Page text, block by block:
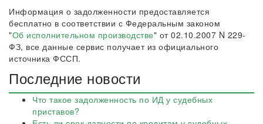
Информация о задолженности предоставляется
бесплатно в соответствии с Федеральным законом
"Об исполнительном производстве" от 02.10.2007 N 229-
ФЗ, все данные сервис получает из официального
источника ФССП.
Последние новости
Что такое задолженность по ИД у судебных
приставов?